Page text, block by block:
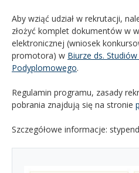
Aby wziąć udział w rekrutacji,
złożyć komplet dokumentów w
elektronicznej (wniosek
promotora) w Biurze ds.
Podyplomowego.
Regulamin programu, zasady
pobrania znajdują się na stronie
Szczegółowe informacje: